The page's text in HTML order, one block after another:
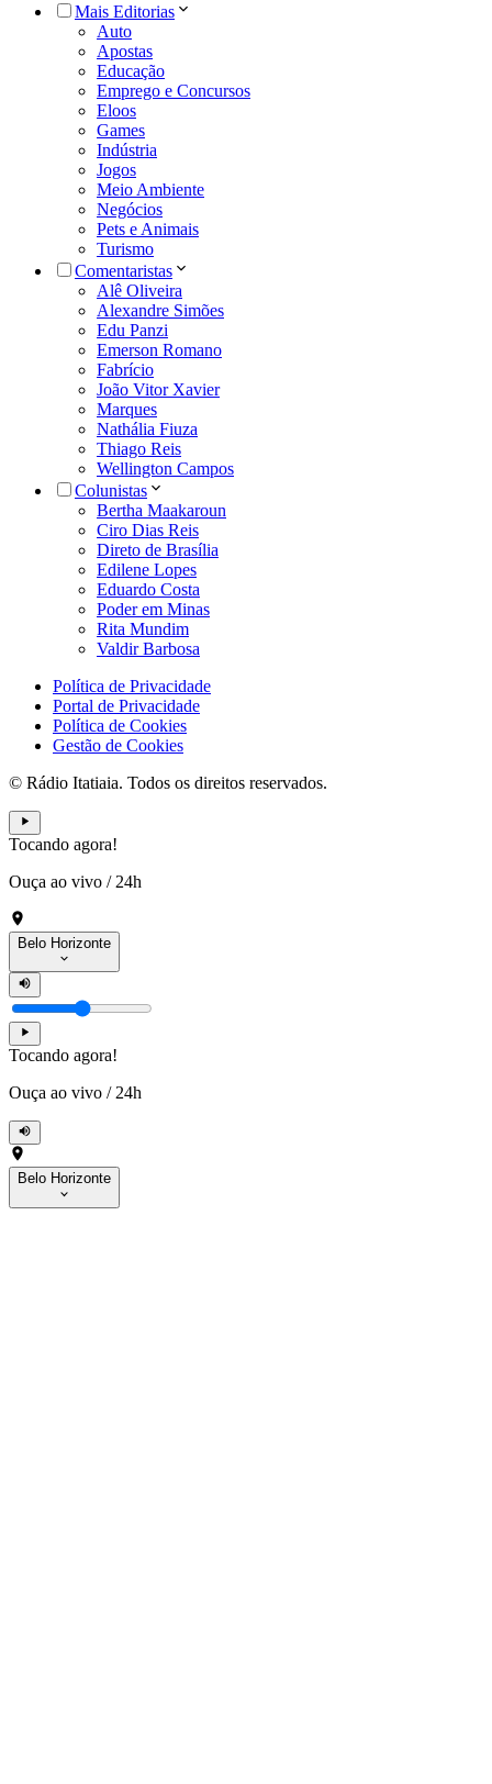
Mais Editorias
Auto
Apostas
Educação
Emprego e Concursos
Eloos
Games
Indústria
Jogos
Meio Ambiente
Negócios
Pets e Animais
Turismo
Comentaristas
Alê Oliveira
Alexandre Simões
Edu Panzi
Emerson Romano
Fabrício
João Vitor Xavier
Marques
Nathália Fiuza
Thiago Reis
Wellington Campos
Colunistas
Bertha Maakaroun
Ciro Dias Reis
Direto de Brasília
Edilene Lopes
Eduardo Costa
Poder em Minas
Rita Mundim
Valdir Barbosa
Política de Privacidade
Portal de Privacidade
Política de Cookies
Gestão de Cookies
© Rádio Itatiaia. Todos os direitos reservados.
Tocando agora!
Ouça ao vivo / 24h
Belo Horizonte
Tocando agora!
Ouça ao vivo / 24h
Belo Horizonte